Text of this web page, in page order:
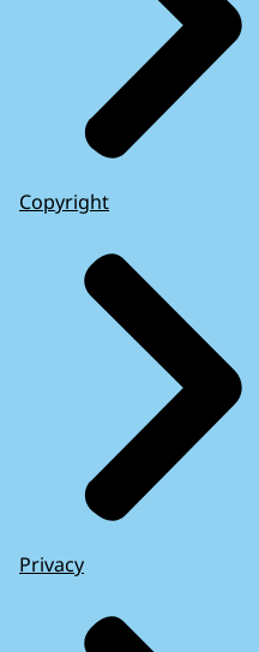
Copyright
Privacy